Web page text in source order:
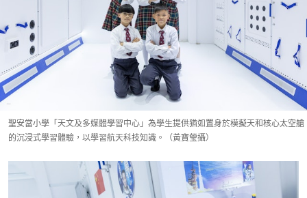
聖安當小學「天文及多媒體學習中心」為學生提供猶如置身於模擬天和核心太空艙
的沉浸式學習體驗，以學習航天科技知識。（黃寶瑩攝）